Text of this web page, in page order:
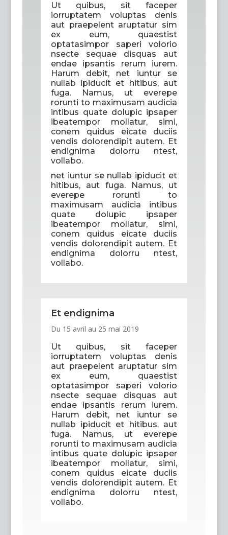
Ut quibus, sit faceper
iorruptatem voluptas denis
aut praepelent aruptatur sim
ex eum, quaestist
optatasimpor saperi volorio
nsecte sequae disquas aut
endae ipsantis rerum iurem.
Harum debit, net iuntur se
nullab ipiducit et hitibus, aut
fuga. Namus, ut everepe
rorunti to maximusam audicia
intibus quate dolupic ipsaper
ibeatempor mollatur, simi,
conem quidus eicate duciis
vendis dolorendipit autem. Et
endignima dolorru ntest,
vollabo.
net iuntur se nullab ipiducit et
hitibus, aut fuga. Namus, ut
everepe rorunti to
maximusam audicia intibus
quate dolupic ipsaper
ibeatempor mollatur, simi,
conem quidus eicate duciis
vendis dolorendipit autem. Et
endignima dolorru ntest,
vollabo.
Et endignima
Du 15 avril au 25 mai 2019
Ut quibus, sit faceper
iorruptatem voluptas denis
aut praepelent aruptatur sim
ex eum, quaestist
optatasimpor saperi volorio
nsecte sequae disquas aut
endae ipsantis rerum iurem.
Harum debit, net iuntur se
nullab ipiducit et hitibus, aut
fuga. Namus, ut everepe
rorunti to maximusam audicia
intibus quate dolupic ipsaper
ibeatempor mollatur, simi,
conem quidus eicate duciis
vendis dolorendipit autem. Et
endignima dolorru ntest,
vollabo.